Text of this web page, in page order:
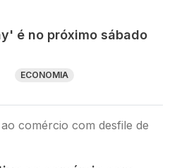
é no próximo sábado
ECONOMIA